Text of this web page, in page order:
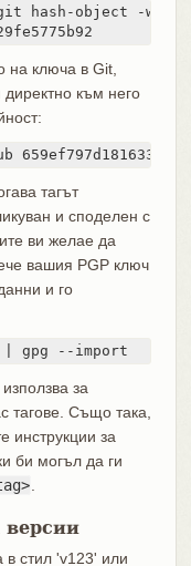
hash-object -w --
на ключа в Git,
директно към него
тагът
и споделен с
ви желае да
вашия PGP ключ
и го
| gpg --import
за
тагове. Също така,
инструкции за
би могъл да ги
.
версии
в стил 'v123' или